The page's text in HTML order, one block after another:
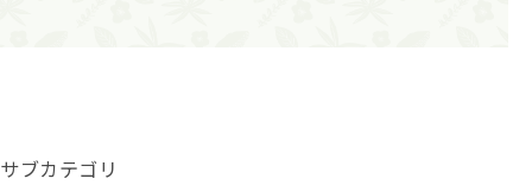
サブカテゴリ